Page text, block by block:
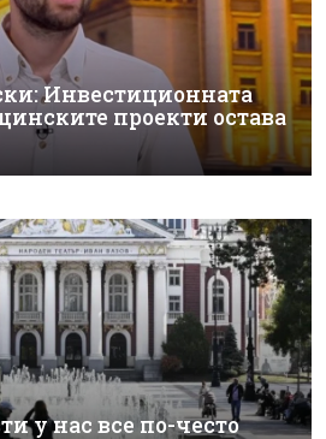
Инвестиционната
проекти остава
у нас все по-често